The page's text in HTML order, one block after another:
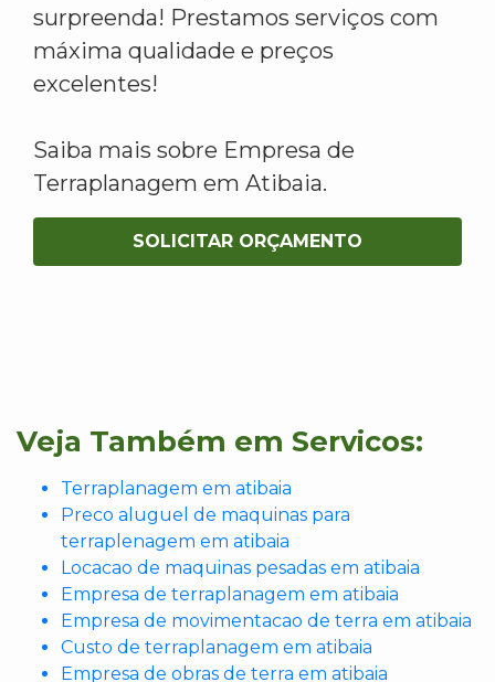
surpreenda! Prestamos serviços com
máxima qualidade e preços
excelentes!
Saiba mais sobre Empresa de
Terraplanagem em Atibaia.
SOLICITAR ORÇAMENTO
Veja Também em Servicos:
Terraplanagem em atibaia
Preco aluguel de maquinas para
terraplenagem em atibaia
Locacao de maquinas pesadas em atibaia
Empresa de terraplanagem em atibaia
Empresa de movimentacao de terra em atibaia
Custo de terraplanagem em atibaia
Empresa de obras de terra em atibaia